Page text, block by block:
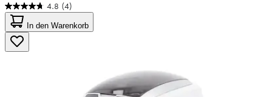
4.8 (4)
4.8
von
5
Sternen.
4
In den Warenkorb